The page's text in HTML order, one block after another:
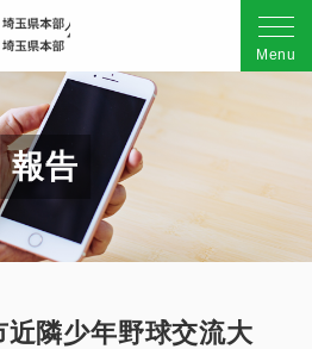
公益社団法人 全日本不動
Menu
報告
近隣少年野球交流大